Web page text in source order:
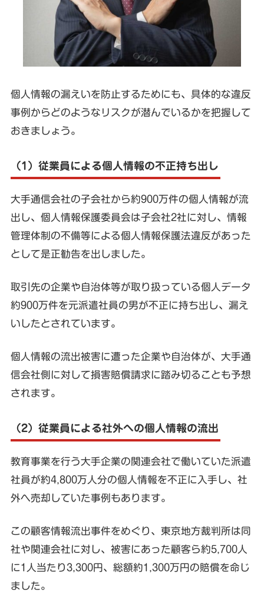
個人情報の漏えいを防止するためにも、具体的な違反
事例からどのようなリスクが潜んでいるかを把握して
おきましょう。
（1）従業員による個人情報の不正持ち出し
大手通信会社の子会社から約900万件の個人情報が流
出し、個人情報保護委員会は子会社2社に対し、情報
管理体制の不備等による個人情報保護法違反があった
として是正勧告を出しました。
取引先の企業や自治体等が取り扱っている個人データ
約900万件を元派遣社員の男が不正に持ち出し、漏え
いしたとされています。
個人情報の流出被害に遭った企業や自治体が、大手通
信会社側に対して損害賠償請求に踏み切ることも予想
されます。
（2）従業員による社外への個人情報の流出
教育事業を行う大手企業の関連会社で働いていた派遣
社員が約4,800万人分の個人情報を不正に入手し、社
外へ売却していた事例もあります。
この顧客情報流出事件をめぐり、東京地方裁判所は同
社や関連会社に対し、被害にあった顧客ら約5,700人
に1人当たり3,300円、総額約1,300万円の賠償を命じ
ました。